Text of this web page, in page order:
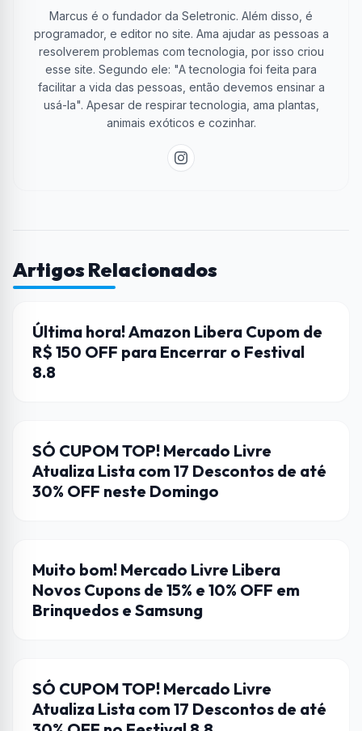
Marcus é o fundador da Seletronic. Além disso, é
programador, e editor no site. Ama ajudar as pessoas a
resolverem problemas com tecnologia, por isso criou
esse site. Segundo ele: "A tecnologia foi feita para
facilitar a vida das pessoas, então devemos ensinar a
usá-la". Apesar de respirar tecnologia, ama plantas,
animais exóticos e cozinhar.
Artigos Relacionados
AMAZON
Última hora! Amazon Libera Cupom de
R$ 150 OFF para Encerrar o Festival
8.8
CUPONS DE DESCONTO
SÓ CUPOM TOP! Mercado Livre
Atualiza Lista com 17 Descontos de até
30% OFF neste Domingo
CUPONS DE DESCONTO
Muito bom! Mercado Livre Libera
Novos Cupons de 15% e 10% OFF em
Brinquedos e Samsung
CUPONS DE DESCONTO
SÓ CUPOM TOP! Mercado Livre
Atualiza Lista com 17 Descontos de até